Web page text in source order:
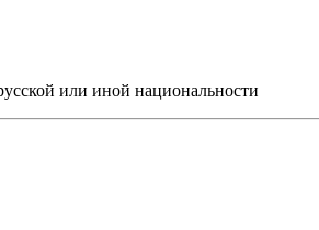
или иной национальности